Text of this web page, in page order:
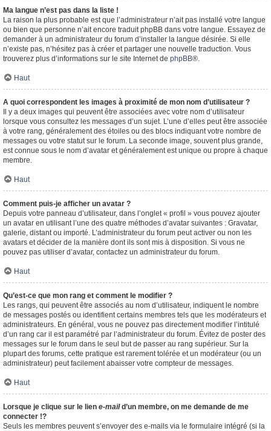
Ma langue n’est pas dans la liste !
La raison la plus probable est que l’administrateur n’ait pas installé votre langue
ou bien que personne n’ait encore traduit phpBB dans votre langue. Essayez de
demander à un administrateur du forum d’installer la langue désirée. Si elle
n’existe pas, n’hésitez pas à créer et partager une nouvelle traduction. Vous
trouverez plus d’informations sur le site Internet de phpBB®.
Haut
A quoi correspondent les images à proximité de mon nom d’utilisateur ?
Il y a deux images qui peuvent être associées avec votre nom d’utilisateur
lorsque vous consultez les messages d’un sujet. L’une d’elles peut être associée
à votre rang, généralement des étoiles ou des blocs indiquant votre nombre de
messages ou votre statut sur le forum. La seconde image, souvent plus grande,
est connue sous le nom d’avatar et généralement est unique ou propre à chaque
membre.
Haut
Comment puis-je afficher un avatar ?
Depuis votre panneau d’utilisateur, dans l’onglet « profil » vous pouvez ajouter
un avatar en utilisant l’une des quatre méthodes d’avatar suivantes : Gravatar,
galerie, distant ou importé. L’administrateur du forum peut activer ou non les
avatars et décider de la manière dont ils sont mis à disposition. Si vous ne
pouvez pas utiliser d’avatar, contactez un administrateur du forum.
Haut
Qu’est-ce que mon rang et comment le modifier ?
Les rangs, qui peuvent être associés au nom d’utilisateur, indiquent le nombre
de messages postés ou identifient certains membres tels que les modérateurs et
administrateurs. En général, vous ne pouvez pas directement modifier l’intitulé
d’un rang car il est paramétré par l’administrateur du forum. Évitez de poster des
messages sur le forum dans le seul but de passer au rang supérieur. Sur la
plupart des forums, cette pratique est rarement tolérée et un modérateur (ou un
administrateur) peut facilement abaisser votre compteur de messages.
Haut
Lorsque je clique sur le lien e-maild’un membre, on me demande de me
connecter !?
Seuls les membres peuvent s’envoyer des e-mails via le formulaire intégré (si la